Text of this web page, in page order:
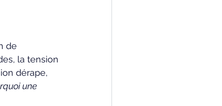
de
la tension
dérape,
une